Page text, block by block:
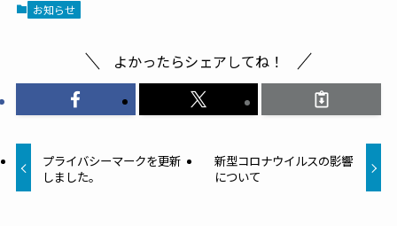
お知らせ
よかったらシェアしてね！
プライバシーマークを更新
しました。
新型コロナウイルスの影響
について